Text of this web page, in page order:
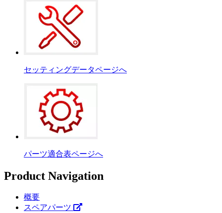
セッティングデータページへ
パーツ適合表ページへ
Product Navigation
概要
スペアパーツ